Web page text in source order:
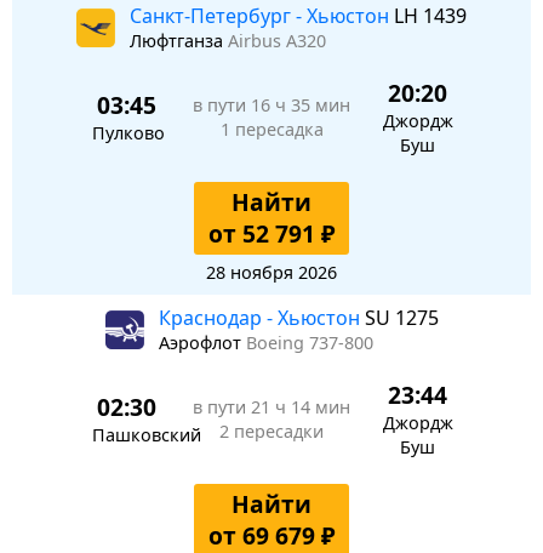
Санкт-Петербург - Хьюстон LH 1439
Люфтганза Airbus A320
03:45
Пулково
в пути 16 ч 35 мин
1 пересадка
20:20
Джордж
Буш
Найти
от 52 791 ₽
28 ноября 2026
Краснодар - Хьюстон SU 1275
Аэрофлот Boeing 737-800
02:30
Пашковский
в пути 21 ч 14 мин
2 пересадки
23:44
Джордж
Буш
Найти
от 69 679 ₽